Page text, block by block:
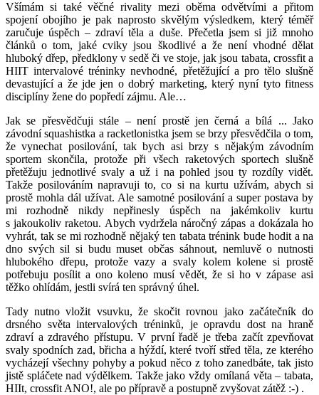
Všímám si také věčné rivality mezi oběma odvětvími a přitom
spojení obojího je pak naprosto skvělým výsledkem, který téměř
zaručuje úspěch – zdraví těla a duše. Přečetla jsem si již mnoho
článků o tom, jaké cviky jsou škodlivé a že není vhodné dělat
hluboký dřep, předklony v sedě či ve stoje, jak jsou tabata, crossfit a
HIIT intervalové tréninky nevhodné, přetěžující a pro tělo slušně
devastující a že jde jen o dobrý marketing, který nyní tyto fitness
disciplíny žene do popředí zájmu. Ale…
Jak se přesvědčuji stále – není prostě jen černá a bílá ... Jako
závodní squashistka a racketlonistka jsem se brzy přesvědčila o tom,
že vynechat posilování, tak bych asi brzy s nějakým závodním
sportem skončila, protože při všech raketových sportech slušně
přetěžuju jednotlivé svaly a už i na pohled jsou ty rozdíly vidět.
Takže posilováním napravuji to, co si na kurtu užívám, abych si
prostě mohla dál užívat. Ale samotné posilování a super postava by
mi rozhodně nikdy nepřinesly úspěch na jakémkoliv kurtu
s jakoukoliv raketou. Abych vydržela náročný zápas a dokázala ho
vyhrát, tak se mi rozhodně nějaký ten tabata trénink bude hodit a na
dno svých sil si budu muset občas sáhnout, nemluvě o nutnosti
hlubokého dřepu, protože vazy a svaly kolem kolene si prostě
potřebuju posílit a ono koleno musí vědět, že si ho v zápase asi
těžko ohlídám, jestli svírá ten správný úhel.
Tady nutno vložit vsuvku, že skočit rovnou jako začátečník do
drsného světa intervalových tréninků, je opravdu dost na hraně
zdraví a zdravého přístupu. V první řadě je třeba začít zpevňovat
svaly spodních zad, břicha a hýždí, které tvoří střed těla, ze kterého
vycházejí všechny pohyby a pokud něco z toho zanedbáte, tak jisto
jistě spláčete nad výdělkem. Takže jako vždy omílaná věta – tabata,
HIIt, crossfit ANO!, ale po přípravě a postupně zvyšovat zátěž :-) .